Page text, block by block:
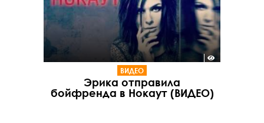
ВИДЕО
Эрика отправила
бойфренда в Нокаут (ВИДЕО)